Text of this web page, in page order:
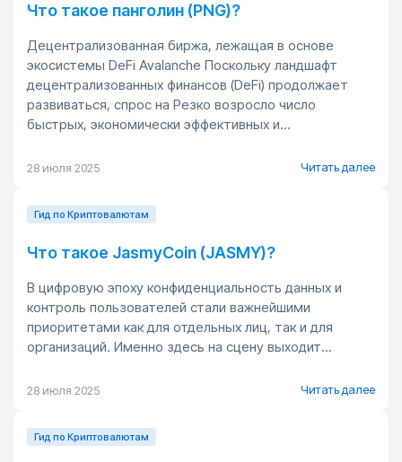
Что такое панголин (PNG)?
Децентрализованная биржа, лежащая в основе
экосистемы DeFi Avalanche Поскольку ландшафт
децентрализованных финансов (DeFi) продолжает
развиваться, спрос на Резко возросло число
быстрых, экономически эффективных и...
28 июля 2025 Читать далее
Гид по Криптовалютам
Что такое JasmyCoin (JASMY)?
В цифровую эпоху конфиденциальность данных и
контроль пользователей стали важнейшими
приоритетами как для отдельных лиц, так и для
организаций. Именно здесь на сцену выходит...
28 июля 2025 Читать далее
Гид по Криптовалютам